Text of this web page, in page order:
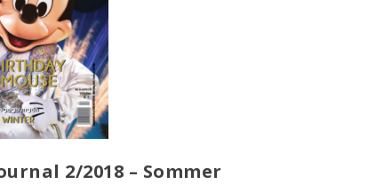
2/2018 – Sommer